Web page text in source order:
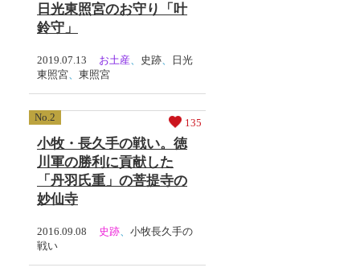
日光東照宮のお守り「叶
鈴守」
2019.07.13 お土産 史跡
日光
東照宮
東照宮
135
小牧・長久手の戦い。徳
川軍の勝利に貢献した
「丹羽氏重」の菩提寺の
妙仙寺
2016.09.08 史跡
小牧長久手の
戦い